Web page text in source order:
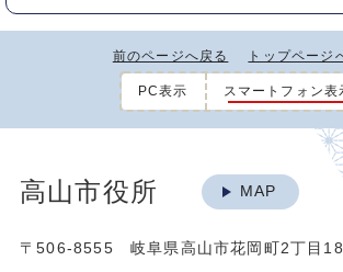
前のページへ戻る トップページ
PC表示 スマートフォン表
高山市役所 MAP
〒506-8555 岐阜県高山市花岡町2丁目